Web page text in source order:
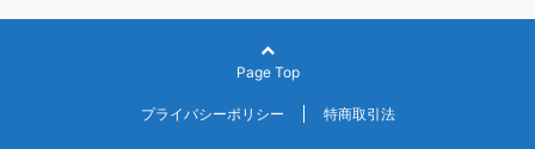
Page Top
プライバシーポリシー 特商取引法